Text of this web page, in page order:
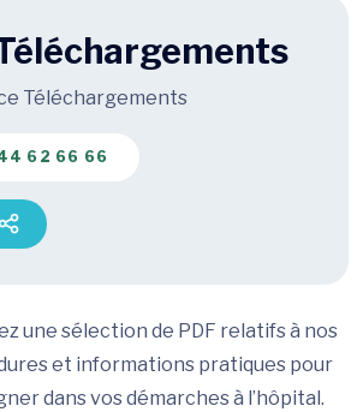
Téléchargements
62 66 66
une sélection de PDF relatifs à nos
et informations pratiques pour
dans vos démarches à l’hôpital.